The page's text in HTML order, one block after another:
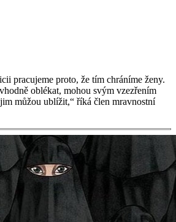
pracujeme proto, že tím chráníme ženy.
oblékat, mohou svým vzezřením
můžou ublížit,“ říká člen mravnostní